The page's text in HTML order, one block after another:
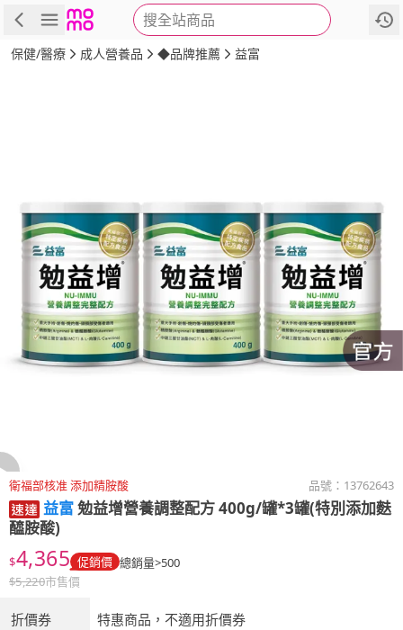
搜全站商品
商品 評價 詳情
保健/醫療 成人營養品 ◆品牌推薦 益富
衛福部核准 添加精胺酸 品號： 13762643
益富勉益增營養調整配方 400g/罐*3罐(特別添加麩
醯胺酸)
$4,365 促銷價 總銷量>500
$5,220市售價
折價券 特惠商品，不適用折價券